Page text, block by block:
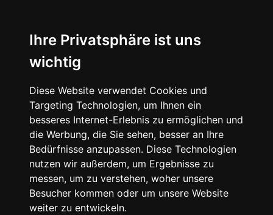
Ihre Privatsphäre ist uns
wichtig
Diese Website verwendet Cookies und
Targeting Technologien, um Ihnen ein
besseres Internet-Erlebnis zu ermöglichen und
die Werbung, die Sie sehen, besser an Ihre
Bedürfnisse anzupassen. Diese Technologien
nutzen wir außerdem, um Ergebnisse zu
messen, um zu verstehen, woher unsere
Besucher kommen oder um unsere Website
weiter zu entwickeln.